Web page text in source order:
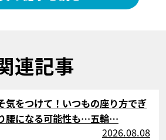
連記事
気をつけて！いつもの座り方でぎ
腰になる可能性も…五輪…
2026.08.08